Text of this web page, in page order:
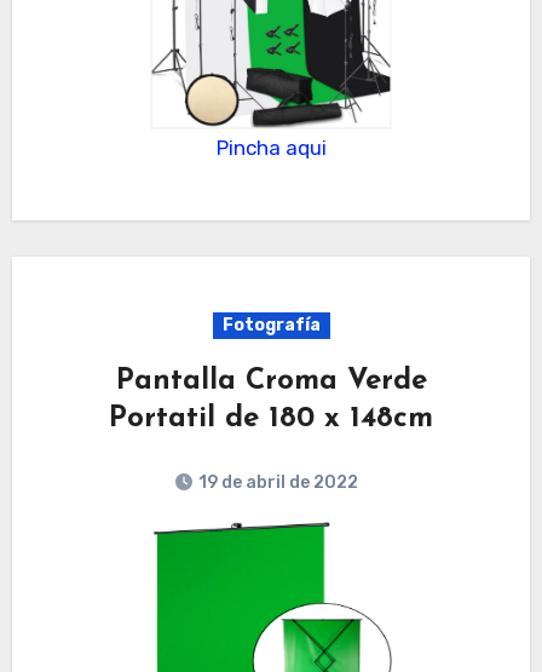
Pincha aqui
Fotografía
Pantalla Croma Verde
Portatil de 180 x 148cm
19 de abril de 2022